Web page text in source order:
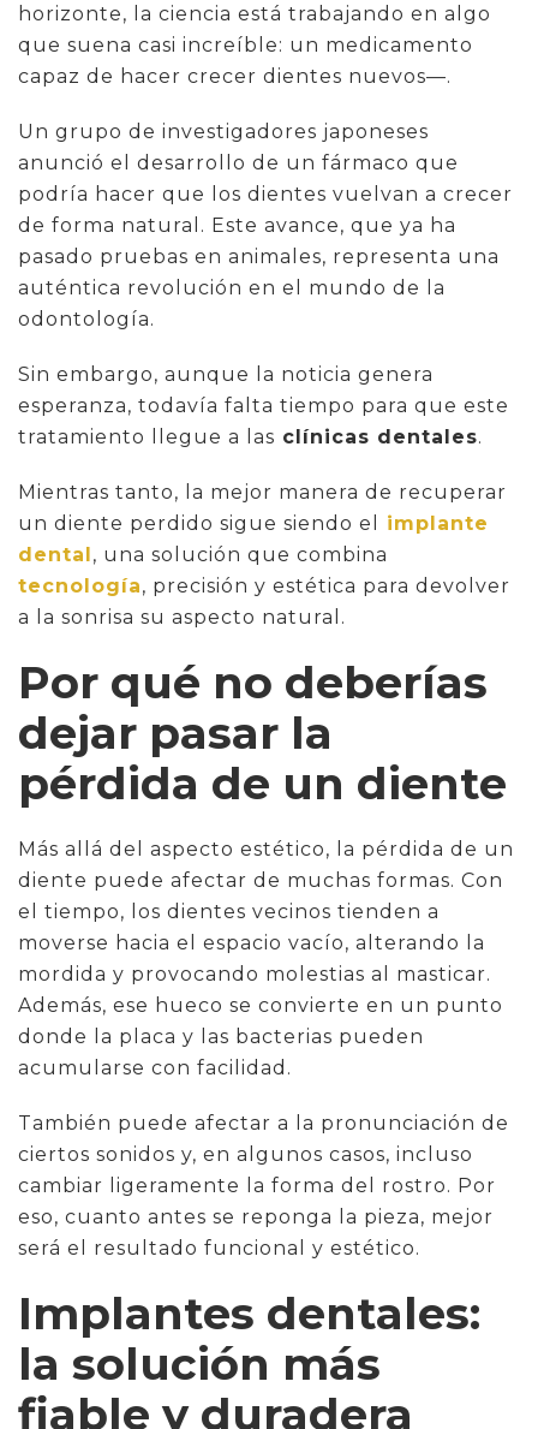
horizonte, la ciencia está trabajando en algo
que suena casi increíble: un medicamento
capaz de hacer crecer dientes nuevos—.
Un grupo de investigadores japoneses
anunció el desarrollo de un fármaco que
podría hacer que los dientes vuelvan a crecer
de forma natural. Este avance, que ya ha
pasado pruebas en animales, representa una
auténtica revolución en el mundo de la
odontología.
Sin embargo, aunque la noticia genera
esperanza, todavía falta tiempo para que este
tratamiento llegue a las clínicas dentales.
Mientras tanto, la mejor manera de recuperar
un diente perdido sigue siendo el
implante
dental, una solución que combina
tecnología, precisión y estética para devolver
a la sonrisa su aspecto natural.
Por qué no deberías
dejar pasar la
pérdida de un diente
Más allá del aspecto estético, la pérdida de un
diente puede afectar de muchas formas. Con
el tiempo, los dientes vecinos tienden a
moverse hacia el espacio vacío, alterando la
mordida y provocando molestias al masticar.
Además, ese hueco se convierte en un punto
donde la placa y las bacterias pueden
acumularse con facilidad.
También puede afectar a la pronunciación de
ciertos sonidos y, en algunos casos, incluso
cambiar ligeramente la forma del rostro. Por
eso, cuanto antes se reponga la pieza, mejor
será el resultado funcional y estético.
Implantes dentales:
la solución más
fiable y duradera